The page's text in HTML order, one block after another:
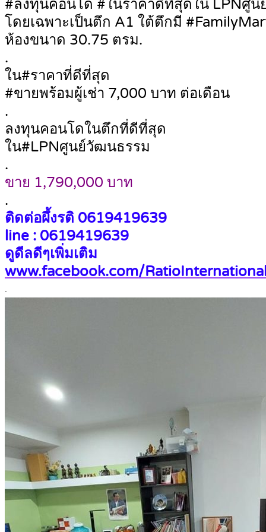
#ลงทุนคอนโด #ในราคาดีที่สุดใน LPNศู
โดยเฉพาะเป็นตึก A1 ใต้ตึกมี
ห้องขนาด 30.75 ตรม.
.
ใน#ราคาที่ดีที่สุด
#ขายพร้อมผู้เช่า 7,000 บาท ต่อเดือน
.
ลงทุนคอนโดในตึกที่ดีที่สุด
ใน#LPNศูนย์วัฒนธรรม
.
ขาย 1,790,000 บาท
.
ติดต่อผึ้งรติ 0619419639
line : 0619419639
ดูดีลดีๆเพิ่มเติม
www.facebook.com/
.